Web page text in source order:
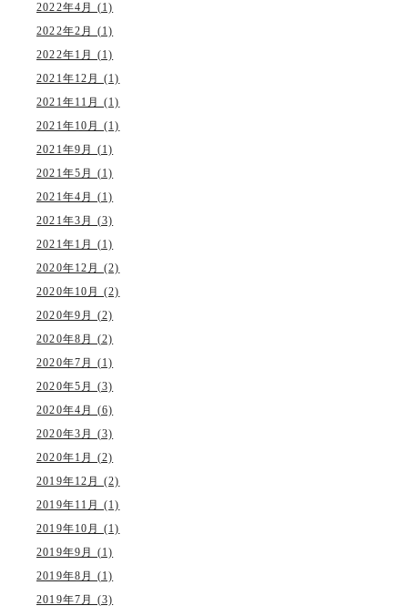
2022年4月 (1)
2022年2月 (1)
2022年1月 (1)
2021年12月 (1)
2021年11月 (1)
2021年10月 (1)
2021年9月 (1)
2021年5月 (1)
2021年4月 (1)
2021年3月 (3)
2021年1月 (1)
2020年12月 (2)
2020年10月 (2)
2020年9月 (2)
2020年8月 (2)
2020年7月 (1)
2020年5月 (3)
2020年4月 (6)
2020年3月 (3)
2020年1月 (2)
2019年12月 (2)
2019年11月 (1)
2019年10月 (1)
2019年9月 (1)
2019年8月 (1)
2019年7月 (3)